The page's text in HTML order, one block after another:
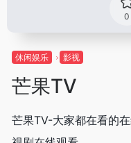
0
休闲娱乐 影视
芒果TV
芒果TV-大家都在看的